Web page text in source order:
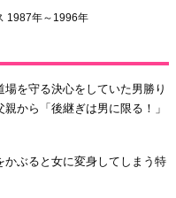
1987年～1996年
を守る決心をしていた男勝り
から「後継ぎは男に限る！」
かぶると女に変身してしまう特